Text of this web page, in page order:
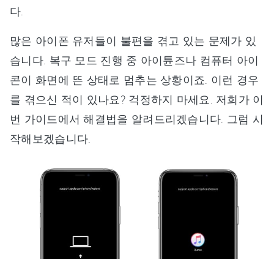
다.
많은 아이폰 유저들이 불편을 겪고 있는 문제가 있
습니다. 복구 모드 진행 중 아이튠즈나 컴퓨터 아이
콘이 화면에 뜬 상태로 멈추는 상황이죠. 이런 경우
를 겪으신 적이 있나요? 걱정하지 마세요. 저희가 이
번 가이드에서 해결법을 알려드리겠습니다. 그럼 시
작해보겠습니다.